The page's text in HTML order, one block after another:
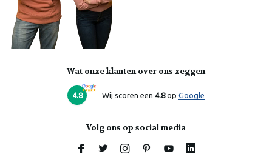
Wat onze klanten over ons zeggen
4.8 Wij scoren een 4.8op Google
Volg ons op social media
Online